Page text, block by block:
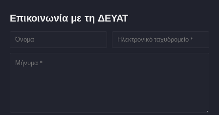
Επικοινωνία με τη ΔΕΥΑΤ